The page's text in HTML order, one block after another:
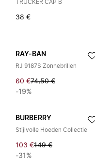
TRUCKER CAP B
38 €
RAY-BAN
RJ 9187S Zonnebrillen
60 €74,50 €
-19%
BURBERRY
Stijlvolle Hoeden Collectie
103 €149 €
-31%